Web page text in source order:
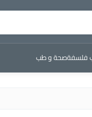
فلسفةصحة و طب